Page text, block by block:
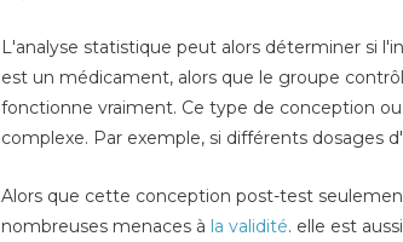
L'analyse statistique peut alors déterminer si
est un médicament, alors que le groupe
fonctionne vraiment. Ce type de conception
complexe. Par exemple, si différents dosages
Alors que cette conception post-test
nombreuses menaces à la validité. elle est